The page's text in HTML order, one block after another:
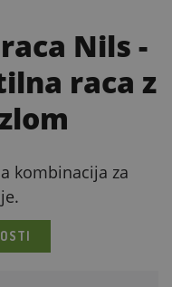
Nils -
raca z
kombinacija za